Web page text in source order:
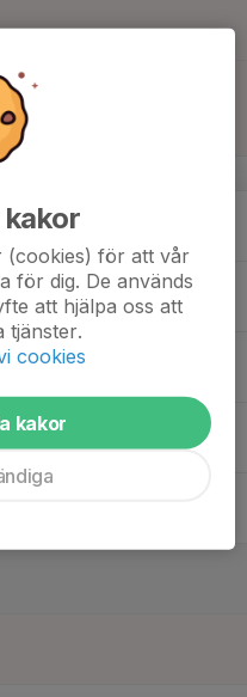
HC Svart
kakor
(cookies) för att vår
för dig. De används
att hjälpa oss att
tjänster.
cookies
kakor